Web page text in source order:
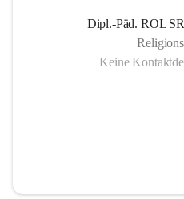
Dipl.-Päd. ROL
Keine